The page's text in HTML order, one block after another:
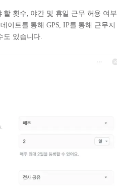
할 횟수, 야간 및 휴일 근무 허용 여
이트를 통해 GPS, IP를 통해 근무지
도 있습니다.